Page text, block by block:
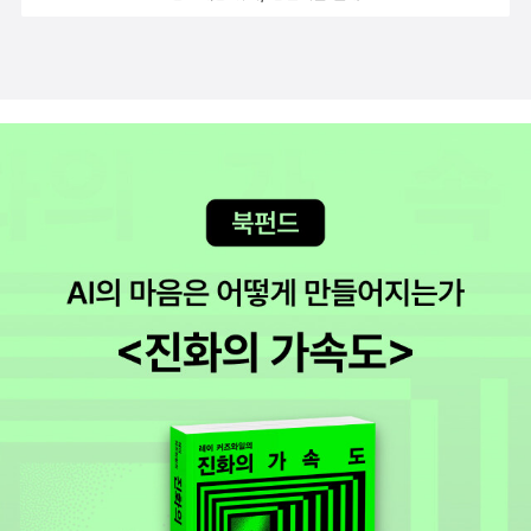
마의 대답대로 일이 진행된다.세 번째 날 여섯 번째 이야기리차르도
욕탕에서 만나기로 했다면서 그녀를 그리로 보낸다. 결국 자기 남편
과 함께 있는 줄 알았던 여자는 리차르도와 함께 있었음을 알게 된다.
세 번째 날 일곱 번째 이야기연인과 사이가 틀어진 테달도는 피렌체
면서 그녀가 자기 잘못을 인정하게 만든다. 그 후 살인 혐의를 받고 있
재하고 이후로 조심스럽게 연인과 사랑을 즐긴다.세 번째 날 여덟 번
째 이야기페론도는 어떤 가루약을 먹고 나서 죽은 사람으로 땅속에
묻힌다. 그 사이에 수도원장은 페론도의 아내와 즐거운 시간을 보내
며 그를 무덤에서 꺼내 지하실에 갖다 둔다. 그러고는 페론도가 연옥
향과도 관련이 있다는 것도 나중에야 알고 보다 이해가 되었다. 소크
라테스와 파이드로스와의 ‘플라토닉’(동성애) 관계를 떠올려보면서
말이다. 이 소설에 등장하는 전염병은 작품의 주제와는 무관할지 모
르지만, 이야기를 끌고 가는 가장 주요한 장치 혹은 제한조건으로서
기능한다고 이해된다. 또‘페스트’하면 곧바로 떠올릴 수 있는
작품이 카뮈의 《페스트》이다. 소설의 배경은 프랑스령이었던 알제리
서북부의 도시 오랑이다. 오랑 시는 카뮈가 27살에 파리에서 결혼하
고 이듬해에 돌아와 교편을 잡았던 도시이기도 하다. 카뮈는 교편을
잡으면서 동시에 《페스트》를 준비하고 《이방인》을 출간했다. 도시에
어느 순간 쥐들이 나타나 피를 토하면서 죽어가는 것을 시작으로 도
듯하다. 그녀는 <펄프 픽션>에서 브루스 윌리스(부치(?))의 여자친
땅히 성애소설이 아닌 다른 부류로도 얼마든지 읽을 수 있지만, 밀란
쿤데라, <참을 수 없는 존재의 가벼움>도 떠올려 본다. 이 소설 자체
쓸 소설(가령, <불멸>)에 비하면 성애 묘사가 정말 너무 많고 또 노골
적이다. 그럴 수밖에 없는 것이 토마스의 화두가 '바람/바람둥이'이니
까. 서사적 바람둥이, 서정적 바람둥이 등등. 목록은 물론
도 이효석의 작품 중에서 골라야 하지 않나 싶다. 단, '성애' 부분을 쏙
뺀, 그래서 항상 교과서에 실린 <메밀꽃 필 무렵>은 빼고 ^^;; 혹시 <
동백꽃>도 넣어야 하나?^^;; 마지막 장면이 너무 '야하니' 원고를 쓰